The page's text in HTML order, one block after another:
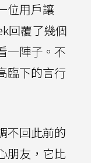
位用戶讓
回覆了幾個
一陣子。不
臨下的言行
不回此前的
朋友，它比